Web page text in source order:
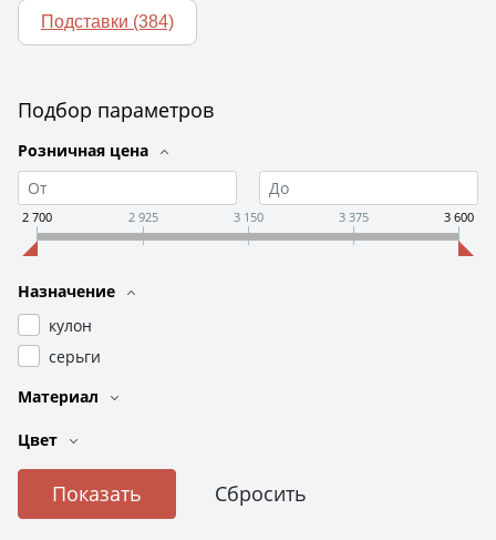
Подставки (384)
Подбор параметров
Розничная цена
2 700 2 925 3 150 3 375 3 600
Назначение
кулон
серьги
Материал
Цвет